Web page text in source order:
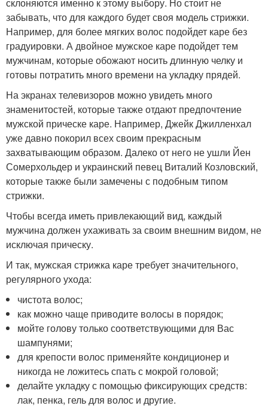
забывать, что для каждого будет своя модель стрижки.
Например, для более мягких волос подойдет каре без
градуировки. А двойное мужское каре подойдет тем
мужчинам, которые обожают носить длинную челку и
готовы потратить много времени на укладку прядей.
На экранах телевизоров можно увидеть много
знаменитостей, которые также отдают предпочтение
мужской прическе каре. Например, Джейк Джилленхал
уже давно покорил всех своим прекрасным
захватывающим образом. Далеко от него не ушли Йен
Сомерхольдер и украинский певец Виталий Козловский,
которые также были замечены с подобным типом
стрижки.
Чтобы всегда иметь привлекающий вид, каждый
мужчина должен ухаживать за своим внешним видом, не
исключая прическу.
И так, мужская стрижка каре требует значительного,
регулярного ухода:
чистота волос;
как можно чаще приводите волосы в порядок;
мойте голову только соответствующими для Вас
шампунями;
для крепости волос применяйте кондиционер и
никогда не ложитесь спать с мокрой головой;
делайте укладку с помощью фиксирующих средств:
лак, пенка, гель для волос и другие.